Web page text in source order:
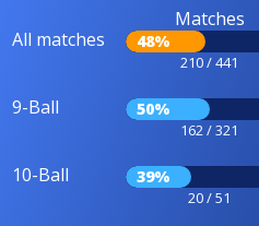
All matches
Matches
48%
210 / 441
9-Ball 50%
162 / 321
10-Ball 39%
20 / 51